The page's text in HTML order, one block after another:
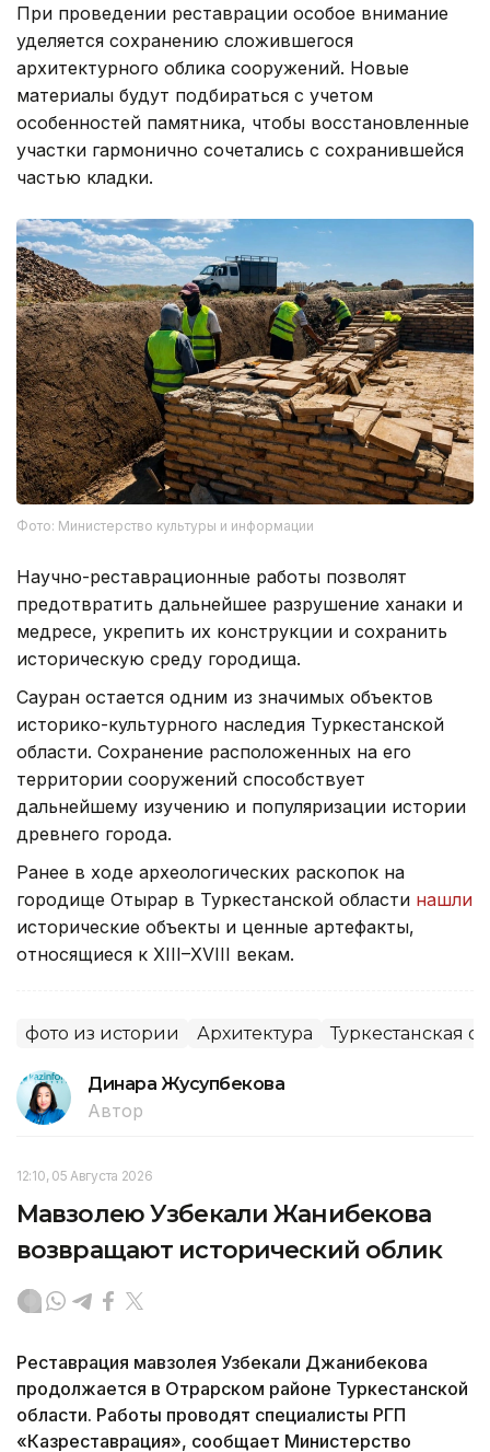
При проведении реставрации особое внимание
уделяется сохранению сложившегося
архитектурного облика сооружений. Новые
материалы будут подбираться с учетом
особенностей памятника, чтобы восстановленные
участки гармонично сочетались с сохранившейся
частью кладки.
Фото: Министерство культуры и информации
Научно-реставрационные работы позволят
предотвратить дальнейшее разрушение ханаки и
медресе, укрепить их конструкции и сохранить
историческую среду городища.
Сауран остается одним из значимых объектов
историко-культурного наследия Туркестанской
области. Сохранение расположенных на его
территории сооружений способствует
дальнейшему изучению и популяризации истории
древнего города.
Ранее в ходе археологических раскопок на
городище Отырар в Туркестанской области нашли
исторические объекты и ценные артефакты,
относящиеся к XIII–XVIII векам.
фото из истории Архитектура Туркестанская
Динара Жусупбекова
Автор
12:10, 05 Августа 2026
Мавзолею Узбекали Жанибекова
возвращают исторический облик
Реставрация мавзолея Узбекали Джанибекова
продолжается в Отрарском районе Туркестанской
области. Работы проводят специалисты РГП
«Казреставрация», сообщает Министерство